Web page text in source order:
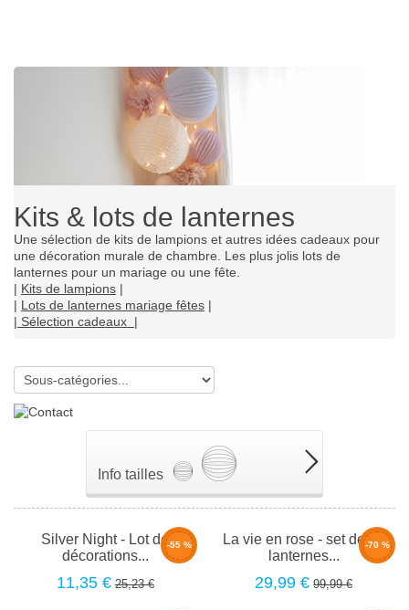
Kits & lots de lanternes
Une sélection de kits de lampions et autres idées cadeaux pour
une décoration murale de chambre. Les plus jolis lots de
lanternes pour un mariage ou une fête.
| Kits de lampions |
| Lots de lanternes mariage fêtes |
| Sélection cadeaux |
Info tailles
-55 %
Silver Night - Lot de
décorations...
11,35 € 25,23 €
-70 %
La vie en rose - set de 30
lanternes...
29,99 € 99,99 €